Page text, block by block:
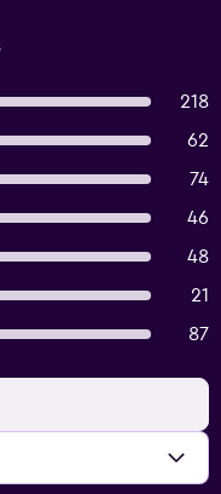
218
62
74
46
48
21
87